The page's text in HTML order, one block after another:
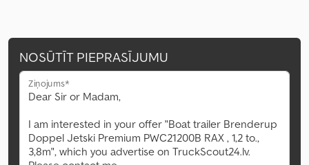
NOSŪTĪT PIEPRASĪJUMU
Ziņojums*